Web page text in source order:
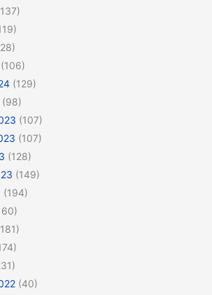
(106)
(129)
(98)
(107)
(107)
(128)
(149)
(194)
(40)